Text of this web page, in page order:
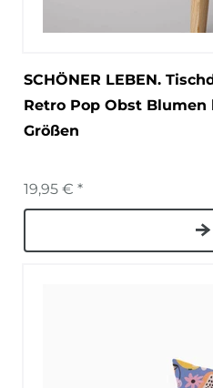
SCHÖNER LEBEN.
Retro Pop Obst
Größen
19,95 € *